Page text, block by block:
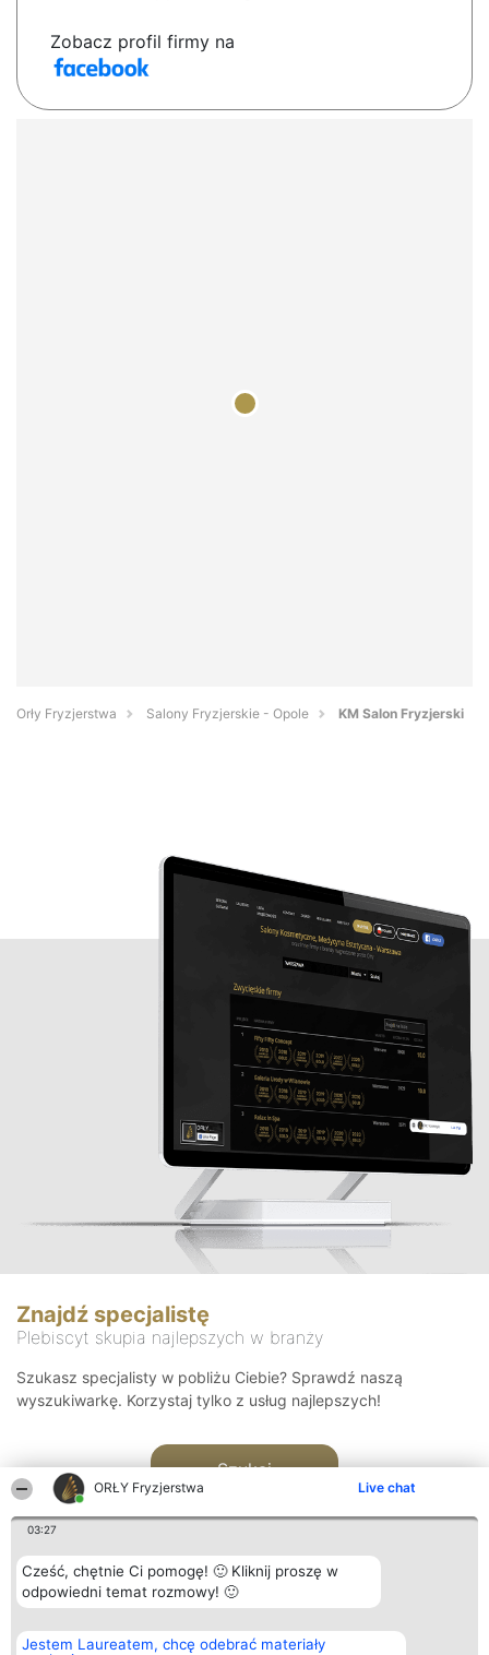
ORŁY Fryzjerstwa Live chat
03:27
Cześć, chętnie Ci pomogę! 🙂 Kliknij proszę w
odpowiedni temat rozmowy! 🙂
Jestem Laureatem, chcę odebrać materiały
Zobacz profil firmy na
Orły Fryzjerstwa Salony Fryzjerskie - Opole KM Salon Fryzjerski
Znajdź specjalistę
Plebiscyt skupia najlepszych w branży
Szukasz specjalisty w pobliżu Ciebie? Sprawdź naszą
wyszukiwarkę. Korzystaj tylko z usług najlepszych!
Szukaj
Organizator plebiscytu
Bright Side Solutions sp. z o.
Plebiscyt
Laureaci
Kontakt
Kontakt